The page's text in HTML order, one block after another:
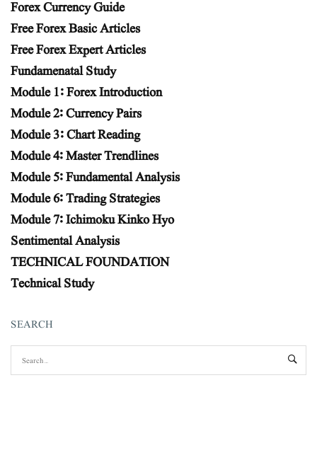
Forex Currency Guide
Free Forex Basic Articles
Free Forex Expert Articles
Fundamenatal Study
Module 1: Forex Introduction
Module 2: Currency Pairs
Module 3: Chart Reading
Module 4: Master Trendlines
Module 5: Fundamental Analysis
Module 6: Trading Strategies
Module 7: Ichimoku Kinko Hyo
Sentimental Analysis
TECHNICAL FOUNDATION
Technical Study
SEARCH